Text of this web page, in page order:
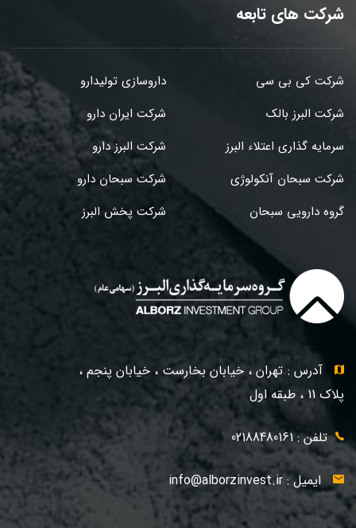
شرکت های تابعه
شرکت کی بی سی
داروسازی تولیدارو
شرکت البرز بالک
شرکت ایران دارو
سرمایه گذاری اعتلاء البرز
شرکت البرز دارو
شرکت سبحان آنکولوژی
شرکت سبحان دارو
گروه دارویی سبحان
شرکت پخش البرز
آدرس : تهران ، خیابان بخارست ، خیابان پنجم ،
پلاک 11 ، طبقه اول
تلفن : 02188480161
ایمیل : info@alborzinvest.ir